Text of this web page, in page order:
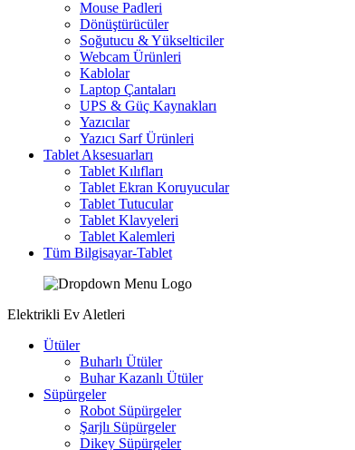
Mouse Padleri
Dönüştürücüler
Soğutucu & Yükselticiler
Webcam Ürünleri
Kablolar
Laptop Çantaları
UPS & Güç Kaynakları
Yazıcılar
Yazıcı Sarf Ürünleri
Tablet Aksesuarları
Tablet Kılıfları
Tablet Ekran Koruyucular
Tablet Tutucular
Tablet Klavyeleri
Tablet Kalemleri
Tüm Bilgisayar-Tablet
Elektrikli Ev Aletleri
Ütüler
Buharlı Ütüler
Buhar Kazanlı Ütüler
Süpürgeler
Robot Süpürgeler
Şarjlı Süpürgeler
Dikey Süpürgeler